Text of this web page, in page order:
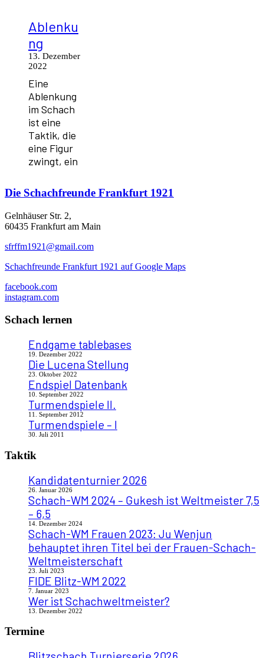
Ablenku
ng
13. Dezember
2022
Eine
Ablenkung
im Schach
ist eine
Taktik, die
eine Figur
zwingt, ein
Die Schachfreunde Frankfurt 1921
Gelnhäuser Str. 2,
60435 Frankfurt am Main
sfrffm1921@gmail.com
Schachfreunde Frankfurt 1921 auf Google Maps
facebook.com
instagram.com
Schach lernen
Endgame tablebases
19. Dezember 2022
Die Lucena Stellung
23. Oktober 2022
Endspiel Datenbank
10. September 2022
Turmendspiele II.
11. September 2012
Turmendspiele – I
30. Juli 2011
Taktik
Kandidatenturnier 2026
26. Januar 2026
Schach-WM 2024 – Gukesh ist Weltmeister 7,5
– 6,5
14. Dezember 2024
Schach-WM Frauen 2023: Ju Wenjun
behauptet ihren Titel bei der Frauen-Schach-
Weltmeisterschaft
23. Juli 2023
FIDE Blitz-WM 2022
7. Januar 2023
Wer ist Schachweltmeister?
13. Dezember 2022
Termine